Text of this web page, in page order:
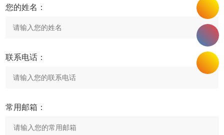
您的姓名：
联系电话：
常用邮箱：